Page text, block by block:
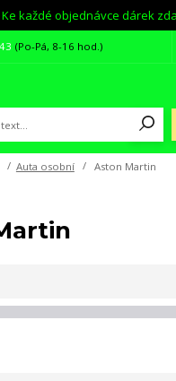
Ke každé objednávce dárek
(Po-Pá, 8-16 hod.)
Auta osobní Aston Martin